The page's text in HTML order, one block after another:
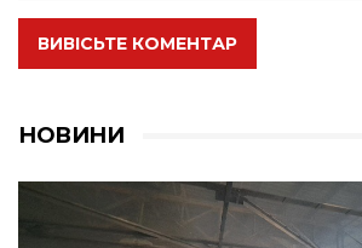
ВИВІСЬТЕ КОМЕНТАР
НОВИНИ